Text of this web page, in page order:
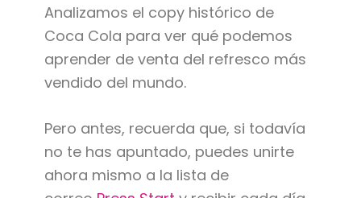
Analizamos el copy histórico de
Coca Cola para ver qué podemos
aprender de venta del refresco más
vendido del mundo.
Pero antes, recuerda que, si todavía
no te has apuntado, puedes unirte
ahora mismo a la lista de